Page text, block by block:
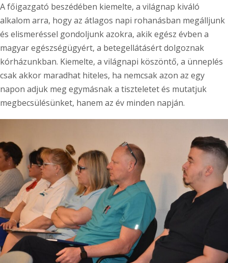
A főigazgató beszédében kiemelte, a világnap kiváló
alkalom arra, hogy az átlagos napi rohanásban megálljunk
és elismeréssel gondoljunk azokra, akik egész évben a
magyar egészségügyért, a betegellátásért dolgoznak
kórházunkban. Kiemelte, a világnapi köszöntő, a ünneplés
csak akkor maradhat hiteles, ha nemcsak azon az egy
napon adjuk meg egymásnak a tiszteletet és mutatjuk
megbecsülésünket, hanem az év minden napján.